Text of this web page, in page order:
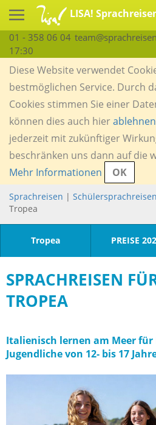
LISA!
01 - 358 06 04
17:30
Diese Website verwendet
bestmöglichen Service. Durch
Cookies stimmen Sie einer
können dies auch hierablehnen
jederzeit mit zukünftiger
beschränken uns dann auf die
Mehr Informationen
OK
Sprachreisen | Schülersprachreisen
Tropea
Tropea PREISE
SPRACHREISEN
TROPEA
Italienisch lernen am Meer für
Jugendliche von 12- bis 17